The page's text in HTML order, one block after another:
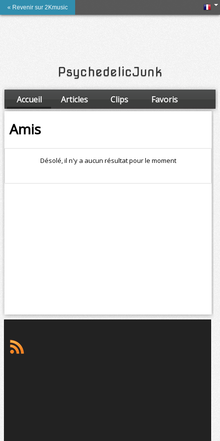
« Revenir sur 2Kmusic
PsychedelicJunk
Accueil Articles Clips
Favoris
Amis
Amis
Désolé, il n'y a aucun résultat pour le moment